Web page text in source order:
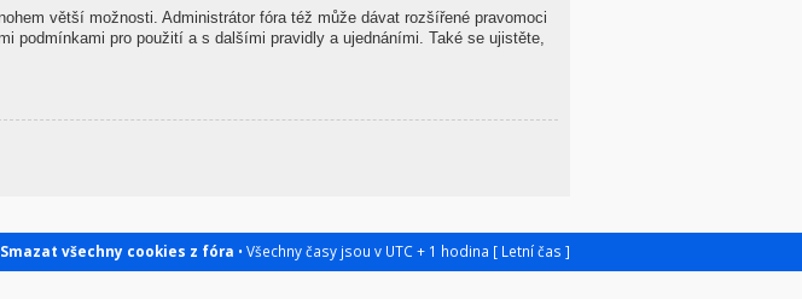
větší možnosti. Administrátor fóra též může dávat rozšířené pravomoci
podmínkami pro použití a s dalšími pravidly a ujednáními. Také se ujistěte,
Smazat všechny cookies z fóra • Všechny časy jsou v UTC + 1 hodina [ Letní čas ]